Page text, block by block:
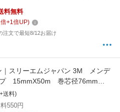
20 AAD
料無料
倍+1倍UP)
注文で最短8/12お届け
｜スリーエムジャパン 3M メンデ
プ 15mmX50m 巻芯径76mm
送料)
550円